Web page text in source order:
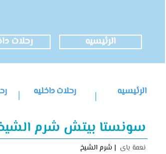
رحلات الرئيسيه
رحلات داخليه الرئيسيه
سونستا بيتش شرم
نعمة باى | شرم الشيخ